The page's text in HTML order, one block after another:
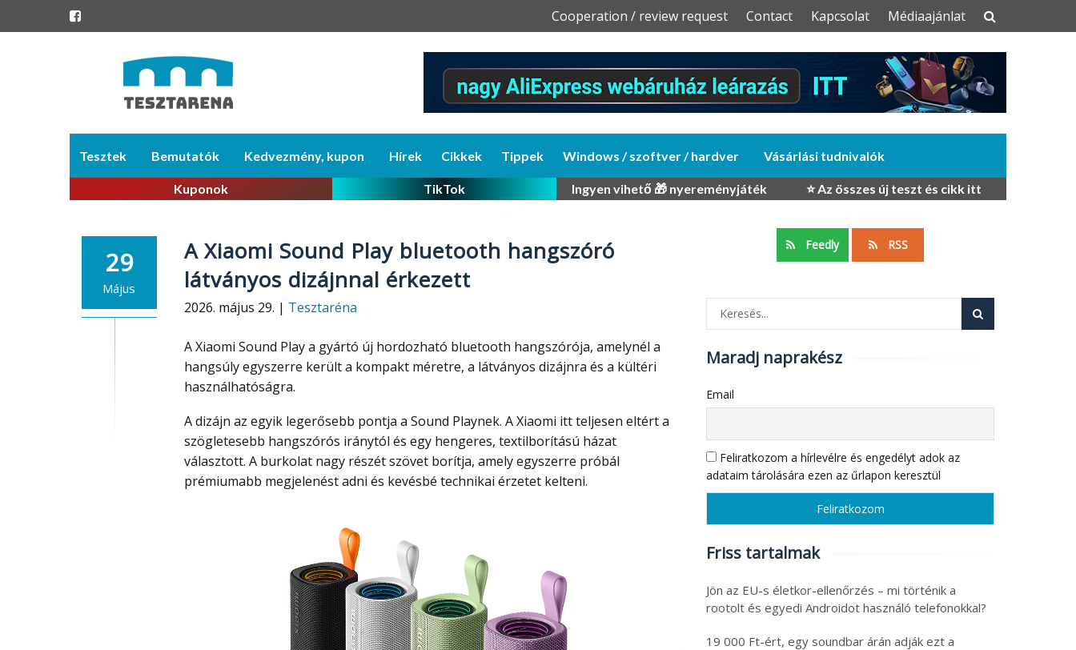
Skip
Cooperation / review request Contact Kapcsolat Médiaajánlat
content
Tesztek Bemutatók Kedvezmény, kupon Hírek Cikkek Tippek Windows / szoftver / hardver Vásárlási tudnivalók
Kuponok TikTok Ingyen vihető 🎁 nyereményjáték ⭐ Az összes új teszt és cikk itt
29
Május
A Xiaomi Sound Play bluetooth hangszóró
látványos dizájnnal érkezett
2026. május 29. | Tesztaréna
A Xiaomi Sound Play a gyártó új hordozható bluetooth hangszórója, amelynél a
hangsúly egyszerre került a kompakt méretre, a látványos dizájnra és a kültéri
használhatóságra.
A dizájn az egyik legerősebb pontja a Sound Playnek. A Xiaomi itt teljesen eltért a
szögletesebb hangszórós iránytól és egy hengeres, textilborítású házat
választott. A burkolat nagy részét szövet borítja, amely egyszerre próbál
prémiumabb megjelenést adni és kevésbé technikai érzetet kelteni.
Feedly RSS
Maradj naprakész
Email
Feliratkozom a hírlevélre és engedélyt adok az
adataim tárolására ezen az űrlapon keresztül
Friss tartalmak
Jön az EU-s életkor-ellenőrzés – mi történik a
rootolt és egyedi Androidot használó telefonokkal?
19 000 Ft-ért, egy soundbar árán adják ezt a